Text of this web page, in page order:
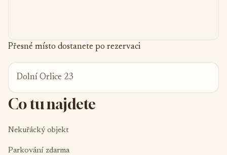
Přesné místo dostanete po rezervaci
Dolní Orlice 23
Co tu najdete
Nekuřácký objekt
Parkování zdarma